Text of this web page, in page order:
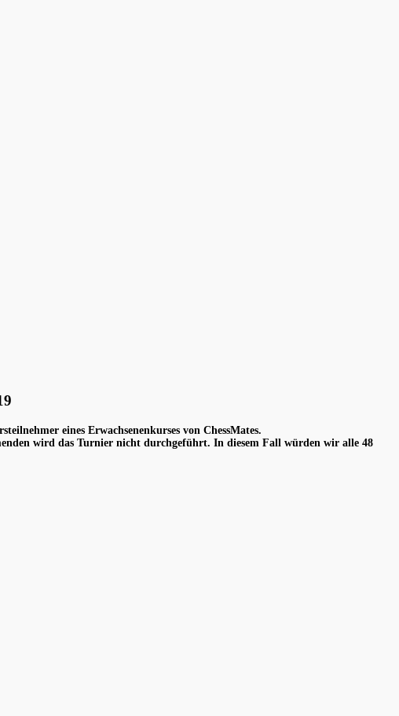
eines Erwachsenenkurses von ChessMates.
wird das Turnier nicht durchgeführt. In diesem Fall würden wir alle 48